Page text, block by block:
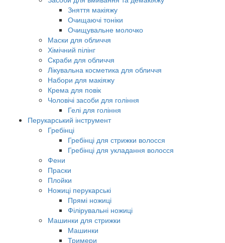
Зняття макіяжу
Очищаючі тоніки
Очищувальне молочко
Маски для обличчя
Хімічний пілінг
Скраби для обличчя
Лікувальна косметика для обличчя
Набори для макіяжу
Крема для повік
Чоловічі засоби для гоління
Гелі для гоління
Перукарський інструмент
Гребінці
Гребінці для стрижки волосся
Гребінці для укладання волосся
Фени
Праски
Плойки
Ножиці перукарські
Прямі ножиці
Філірувальні ножиці
Машинки для стрижки
Машинки
Тримери